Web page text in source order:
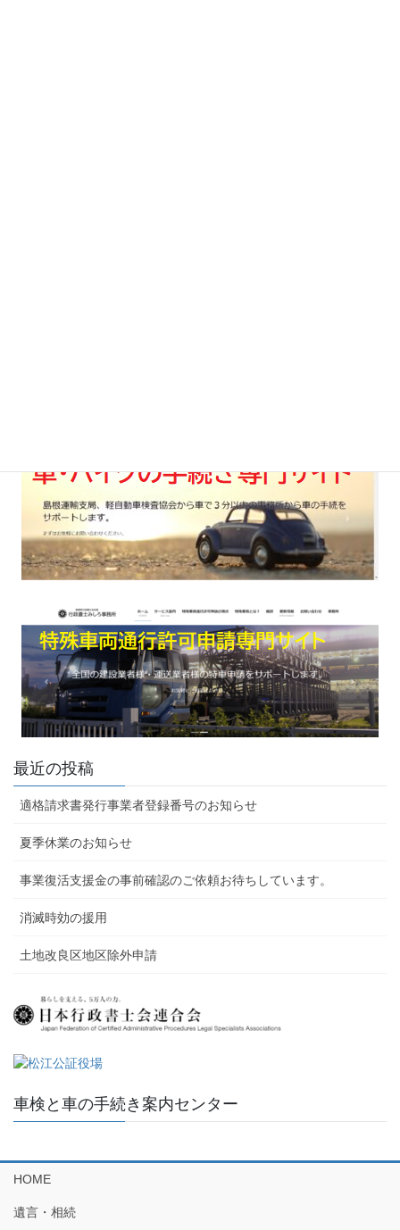
最近の投稿
適格請求書発行事業者登録番号のお知らせ
夏季休業のお知らせ
事業復活支援金の事前確認のご依頼お待ちしています。
消滅時効の援用
土地改良区地区除外申請
車検と車の手続き案内センター
HOME
遺言・相続